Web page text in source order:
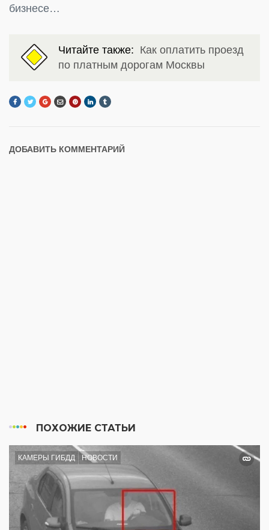
бизнесе…
Читайте также: Как оплатить проезд
по платным дорогам Москвы
ДОБАВИТЬ КОММЕНТАРИЙ
ПОХОЖИЕ СТАТЬИ
КАМЕРЫ ГИБДД НОВОСТИ